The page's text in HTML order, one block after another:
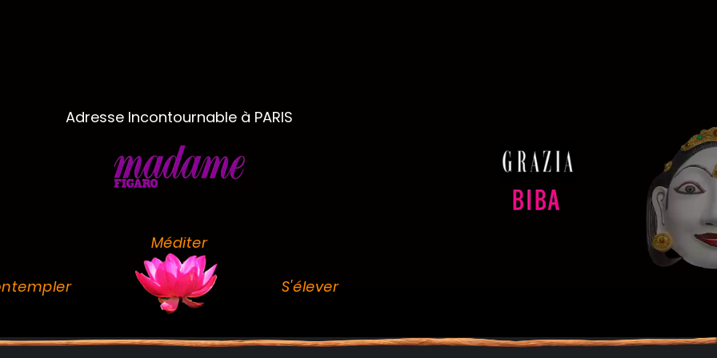
Adresse Incontournable à PARIS
Méditer
S'élever